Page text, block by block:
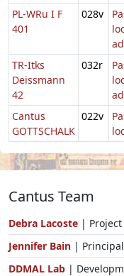
PL-WRu I F
401
028v
ad
TR-Itks
Deissmann
42
032r
ad
Cantus
GOTTSCHALK
022v
Cantus Team
Debra Lacoste |
Jennifer Bain |
DDMAL Lab |